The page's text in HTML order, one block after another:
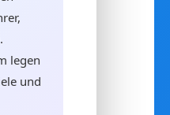
legen
und